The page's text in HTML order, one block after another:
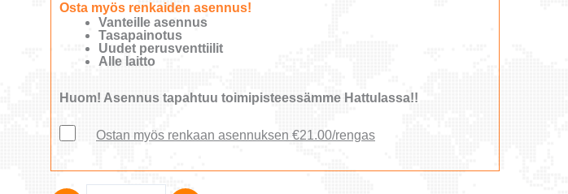
Osta myös renkaiden asennus!
Vanteille asennus
Tasapainotus
Uudet perusventtiilit
Alle laitto
Huom! Asennus tapahtuu toimipisteessämme Hattulassa!!
Ostan myös renkaan asennuksen €21.00/rengas